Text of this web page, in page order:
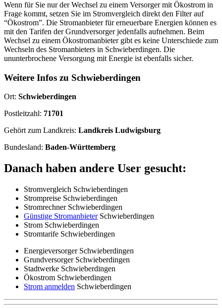
Wenn für Sie nur der Wechsel zu einem Versorger mit Ökostrom in
Frage kommt, setzen Sie im Stromvergleich direkt den Filter auf
“Ökostrom”. Die Stromanbieter für erneuerbare Energien können es
mit den Tarifen der Grundversorger jedenfalls aufnehmen. Beim
Wechsel zu einem Ökostromanbieter gibt es keine Unterschiede zum
Wechseln des Stromanbieters in Schwieberdingen. Die
ununterbrochene Versorgung mit Energie ist ebenfalls sicher.
Weitere Infos zu Schwieberdingen
Ort: Schwieberdingen
Postleitzahl: 71701
Gehört zum Landkreis: Landkreis Ludwigsburg
Bundesland: Baden-Württemberg
Danach haben andere User gesucht:
Stromvergleich Schwieberdingen
Strompreise Schwieberdingen
Stromrechner Schwieberdingen
Günstige StromanbieterSchwieberdingen
Strom Schwieberdingen
Stromtarife Schwieberdingen
Energieversorger Schwieberdingen
Grundversorger Schwieberdingen
Stadtwerke Schwieberdingen
Ökostrom Schwieberdingen
Strom anmelden Schwieberdingen